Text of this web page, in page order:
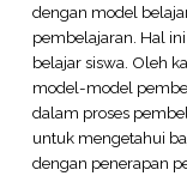
dengan model
pembelajaran. Hal
belajar siswa. Oleh
model-model
dalam proses
untuk mengetahui
dengan penerapan